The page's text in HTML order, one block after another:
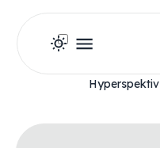
Hyperspektiv